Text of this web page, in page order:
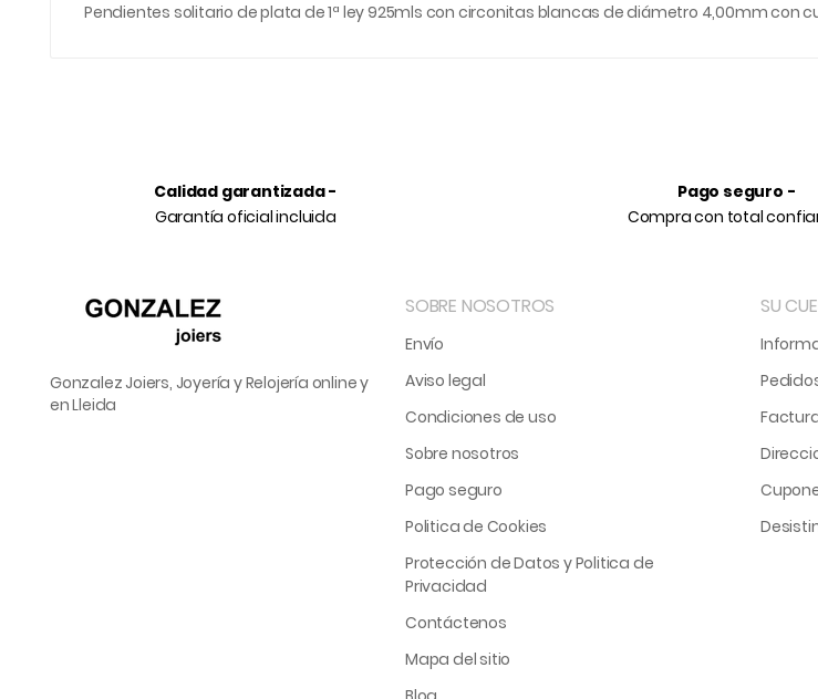
Pendientes solitario de plata de 1ª ley 925mls con circonitas blancas de diámetro 4,00mm con
Calidad garantizada -
Garantía oficial incluida
Pago seguro -
Compra con total
Gonzalez Joiers, Joyería y Relojería online y
en Lleida
SOBRE NOSOTROS
Envío
Aviso legal
Condiciones de uso
Sobre nosotros
Pago seguro
Politica de Cookies
Protección de Datos y Politica de
Privacidad
Contáctenos
Mapa del sitio
SU